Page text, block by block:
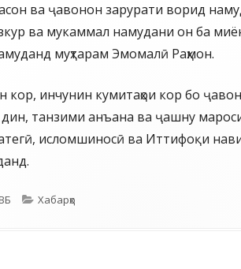
ва ҷавонон зарурати ворид
ва мукаммал намудани он ба
муҳтарам Эмомалӣ Раҳмон.
кор, инчунин кумитаҳои кор бо
танзими анъана ва ҷашну
исломшиносӣ ва Иттифоқи
Рубрики
Хабарҳо